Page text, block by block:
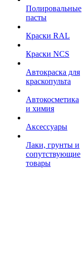
Полировальные
пасты
Краски RAL
Краски NCS
Автокраска для
краскопульта
Автокосметика
и химия
Аксессуары
Лаки, грунты и
сопутствующие
товары